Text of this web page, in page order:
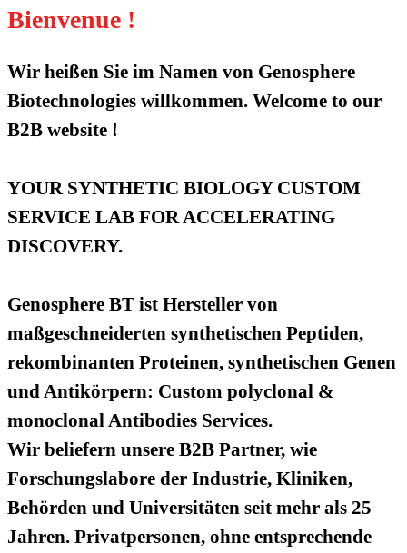
Bienvenue !
Wir heißen Sie im Namen von Genosphere
Biotechnologies willkommen. Welcome to our
B2B website !
YOUR SYNTHETIC BIOLOGY CUSTOM
SERVICE LAB FOR ACCELERATING
DISCOVERY.
Genosphere BT ist Hersteller von
maßgeschneiderten synthetischen Peptiden,
rekombinanten Proteinen, synthetischen Genen
und Antikörpern: Custom polyclonal &
monoclonal Antibodies Services.
Wir beliefern unsere B2B Partner, wie
Forschungslabore der Industrie, Kliniken,
Behörden und Universitäten seit mehr als 25
Jahren. Privatpersonen, ohne entsprechende